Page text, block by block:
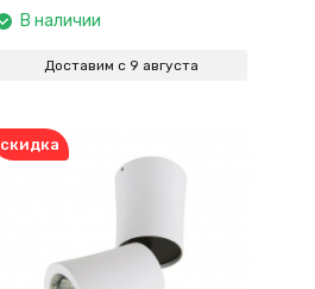
В наличии
Доставим с 9 августа
скидка